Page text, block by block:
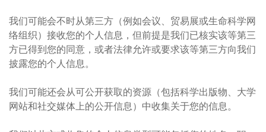
我们可能会不时从第三方（例如会议、贸易展或生命科学网
络组织）接收您的个人信息，但前提是我们已核实该等第三
方已得到您的同意，或者法律允许或要求该等第三方向我们
披露您的个人信息。
我们可能还会从可公开获取的资源（包括科学出版物、大学
网站和社交媒体上的公开信息）中收集关于您的信息。